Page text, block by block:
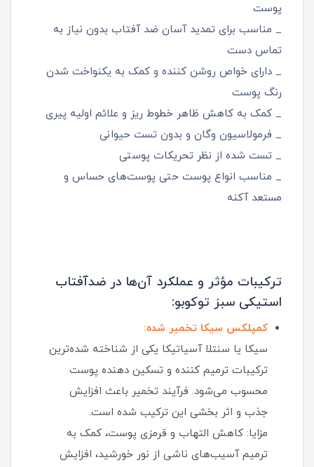
پوست
_ مناسب برای تمدید آسان ضد آفتاب بدون نیاز به
تماس دست
_ دارای خواص روشن‌ کننده و کمک به یکنواخت شدن
رنگ پوست
_ کمک به کاهش ظاهر خطوط ریز و علائم اولیه پیری
_ فرمولاسیون وگان و بدون تست حیوانی
_ تست شده از نظر تحریکات پوستی
_ مناسب انواع پوست حتی پوست‌های حساس و
مستعد آکنه
ترکیبات مؤثر و عملکرد آن‌ها در ضدآفتاب
استیکی سبز توکوبو:
کمپلکس سیکا تخمیر شده:
سیکا یا سنتلا آسیاتیکا یکی از شناخته‌ شده‌ترین
ترکیبات ترمیم‌ کننده و تسکین‌ دهنده پوست
محسوب می‌شود. فرآیند تخمیر باعث افزایش
جذب و اثر بخشی این ترکیب شده است.
مزایا: کاهش التهاب و قرمزی پوست، کمک به
ترمیم آسیب‌های ناشی از نور خورشید، افزایش